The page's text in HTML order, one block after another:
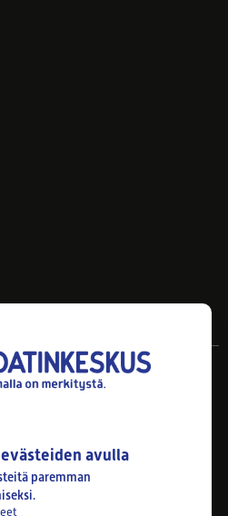
27.7.-21.8. klo 8-16
avulla
paremman